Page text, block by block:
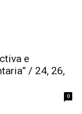
e
/ 24, 26,
0